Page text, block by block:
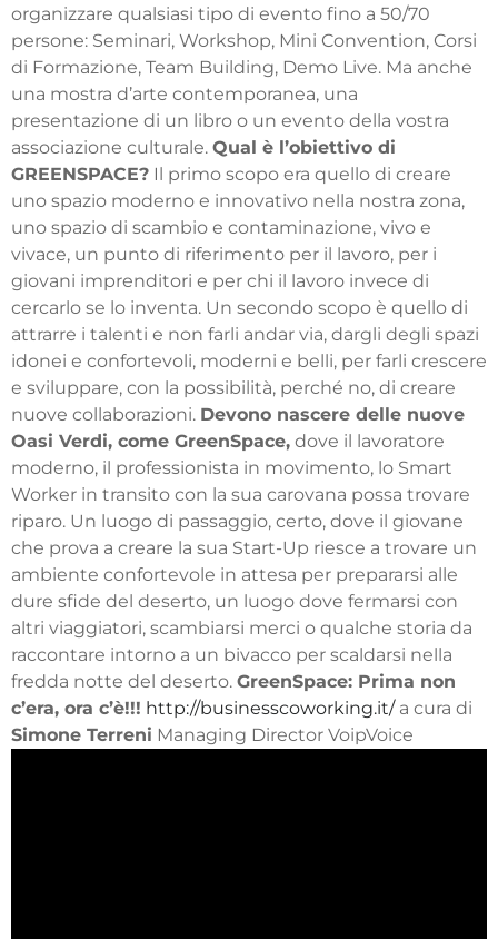
organizzare qualsiasi tipo di evento fino a 50/70
persone: Seminari, Workshop, Mini Convention, Corsi
di Formazione, Team Building, Demo Live. Ma anche
una mostra d’arte contemporanea, una
presentazione di un libro o un evento della vostra
associazione culturale. Qual è l’obiettivo di
GREENSPACE? Il primo scopo era quello di creare
uno spazio moderno e innovativo nella nostra zona,
uno spazio di scambio e contaminazione, vivo e
vivace, un punto di riferimento per il lavoro, per i
giovani imprenditori e per chi il lavoro invece di
cercarlo se lo inventa. Un secondo scopo è quello di
attrarre i talenti e non farli andar via, dargli degli spazi
idonei e confortevoli, moderni e belli, per farli crescere
e sviluppare, con la possibilità, perché no, di creare
nuove collaborazioni. Devono nascere delle nuove
Oasi Verdi, come GreenSpace, dove il lavoratore
moderno, il professionista in movimento, lo Smart
Worker in transito con la sua carovana possa trovare
riparo. Un luogo di passaggio, certo, dove il giovane
che prova a creare la sua Start-Up riesce a trovare un
ambiente confortevole in attesa per prepararsi alle
dure sfide del deserto, un luogo dove fermarsi con
altri viaggiatori, scambiarsi merci o qualche storia da
raccontare intorno a un bivacco per scaldarsi nella
fredda notte del deserto. GreenSpace: Prima non
c’era, ora c’è!!! http://businesscoworking.it/a cura di
Simone Terreni Managing Director VoipVoice